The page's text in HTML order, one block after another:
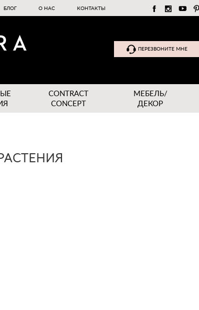
БЛОГ О НАС КОНТАКТЫ
ПЕРЕЗВОНИТЕ МНЕ
CONTRACT
CONCEPT
МЕБЕЛЬ/
ДЕКОР